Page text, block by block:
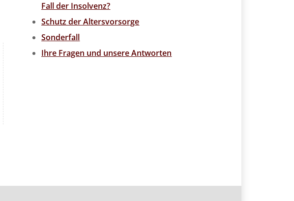
Fall der Insolvenz?
Schutz der Altersvorsorge
Sonderfall
Ihre Fragen und unsere Antworten